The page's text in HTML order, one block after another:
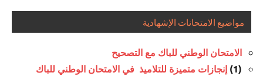
مواضيع الامتحانات الإشهادية
الامتحان الوطني للباك مع التصحيح
(1)
إنجازات متميزة للتلاميذ في الامتحان الوطني للباك